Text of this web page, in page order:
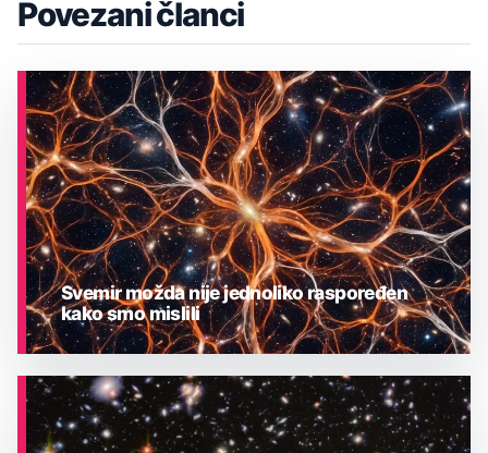
Povezani članci
ASTRONOMIJA
Svemir možda nije jednoliko raspoređen
kako smo mislili